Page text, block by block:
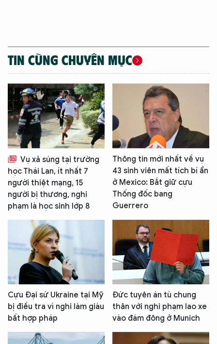
TIN CÙNG CHUYÊN MỤC
Vụ xả súng tại trường
học Thái Lan, ít nhất 7
người thiệt mạng, 15
người bị thương, nghi
phạm là học sinh lớp 8
Thông tin mới nhất về vụ
43 sinh viên mất tích bí ẩn
ở Mexico: Bắt giữ cựu
Thống đốc bang
Guerrero
Cựu Đại sứ Ukraine tại Mỹ
bị điều tra vì nghi làm giàu
bất hợp pháp
Đức tuyên án tù chung
thân với nghi phạm lao xe
vào đám đông ở Munich
XIN CHÀO,
TÔI LÀ CHATBOT CỦA
Hãy hỏi tôi bất kỳ điều gì bạn cần biết về
An Ninh Thủ Đô nhé. Tôi sẵn sàng hỗ trợ!